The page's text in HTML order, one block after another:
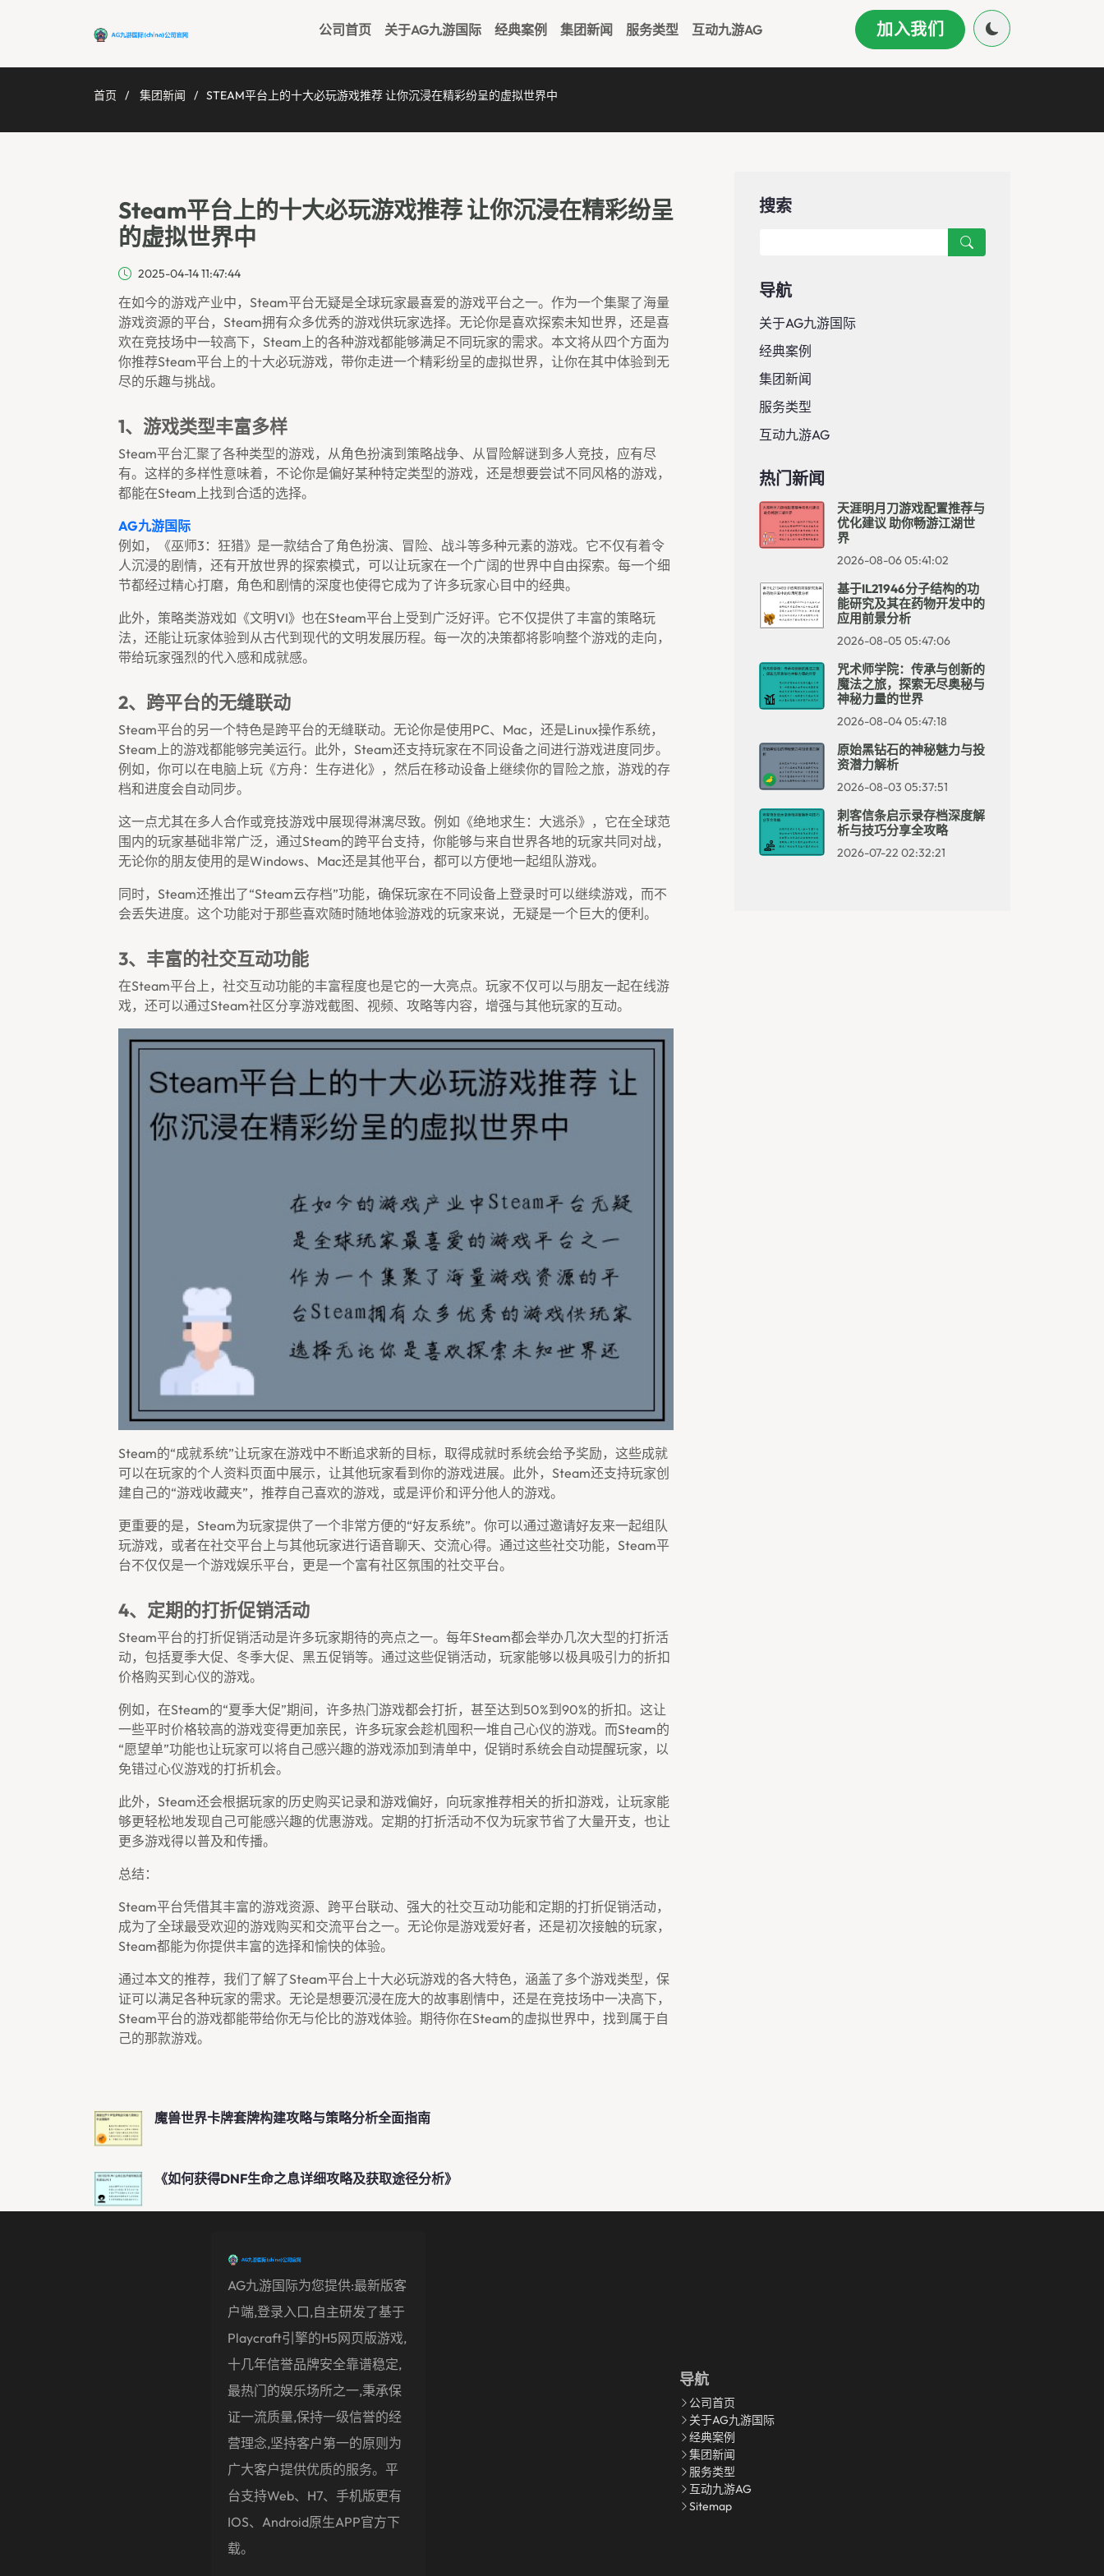
公司首页 关于AG九游国际 经典案例 集团新闻 服务类型 互动九游AG 加入我们
首页 集团新闻 STEAM平台上的十大必玩游戏推荐 让你沉浸在精彩纷呈的虚拟世界中
Steam平台上的十大必玩游戏推荐 让你沉浸在精彩纷呈
的虚拟世界中
2025-04-14 11:47:44
在如今的游戏产业中，Steam平台无疑是全球玩家最喜爱的游戏平台之一。作为一个集聚了海量
游戏资源的平台，Steam拥有众多优秀的游戏供玩家选择。无论你是喜欢探索未知世界，还是喜
欢在竞技场中一较高下，Steam上的各种游戏都能够满足不同玩家的需求。本文将从四个方面为
你推荐Steam平台上的十大必玩游戏，带你走进一个精彩纷呈的虚拟世界，让你在其中体验到无
尽的乐趣与挑战。
1、游戏类型丰富多样
Steam平台汇聚了各种类型的游戏，从角色扮演到策略战争、从冒险解谜到多人竞技，应有尽
有。这样的多样性意味着，不论你是偏好某种特定类型的游戏，还是想要尝试不同风格的游戏，
都能在Steam上找到合适的选择。
AG九游国际
例如，《巫师3：狂猎》是一款结合了角色扮演、冒险、战斗等多种元素的游戏。它不仅有着令
人沉浸的剧情，还有开放世界的探索模式，可以让玩家在一个广阔的世界中自由探索。每一个细
节都经过精心打磨，角色和剧情的深度也使得它成为了许多玩家心目中的经典。
此外，策略类游戏如《文明VI》也在Steam平台上受到广泛好评。它不仅提供了丰富的策略玩
法，还能让玩家体验到从古代到现代的文明发展历程。每一次的决策都将影响整个游戏的走向，
带给玩家强烈的代入感和成就感。
2、跨平台的无缝联动
Steam平台的另一个特色是跨平台的无缝联动。无论你是使用PC、Mac，还是Linux操作系统，
Steam上的游戏都能够完美运行。此外，Steam还支持玩家在不同设备之间进行游戏进度同步。
例如，你可以在电脑上玩《方舟：生存进化》，然后在移动设备上继续你的冒险之旅，游戏的存
档和进度会自动同步。
这一点尤其在多人合作或竞技游戏中展现得淋漓尽致。例如《绝地求生：大逃杀》，它在全球范
围内的玩家基础非常广泛，通过Steam的跨平台支持，你能够与来自世界各地的玩家共同对战，
无论你的朋友使用的是Windows、Mac还是其他平台，都可以方便地一起组队游戏。
同时，Steam还推出了“Steam云存档”功能，确保玩家在不同设备上登录时可以继续游戏，而不
会丢失进度。这个功能对于那些喜欢随时随地体验游戏的玩家来说，无疑是一个巨大的便利。
3、丰富的社交互动功能
在Steam平台上，社交互动功能的丰富程度也是它的一大亮点。玩家不仅可以与朋友一起在线游
戏，还可以通过Steam社区分享游戏截图、视频、攻略等内容，增强与其他玩家的互动。
Steam的“成就系统”让玩家在游戏中不断追求新的目标，取得成就时系统会给予奖励，这些成就
可以在玩家的个人资料页面中展示，让其他玩家看到你的游戏进展。此外，Steam还支持玩家创
建自己的“游戏收藏夹”，推荐自己喜欢的游戏，或是评价和评分他人的游戏。
更重要的是，Steam为玩家提供了一个非常方便的“好友系统”。你可以通过邀请好友来一起组队
玩游戏，或者在社交平台上与其他玩家进行语音聊天、交流心得。通过这些社交功能，Steam平
台不仅仅是一个游戏娱乐平台，更是一个富有社区氛围的社交平台。
4、定期的打折促销活动
Steam平台的打折促销活动是许多玩家期待的亮点之一。每年Steam都会举办几次大型的打折活
动，包括夏季大促、冬季大促、黑五促销等。通过这些促销活动，玩家能够以极具吸引力的折扣
价格购买到心仪的游戏。
例如，在Steam的“夏季大促”期间，许多热门游戏都会打折，甚至达到50%到90%的折扣。这让
一些平时价格较高的游戏变得更加亲民，许多玩家会趁机囤积一堆自己心仪的游戏。而Steam的
“愿望单”功能也让玩家可以将自己感兴趣的游戏添加到清单中，促销时系统会自动提醒玩家，以
免错过心仪游戏的打折机会。
此外，Steam还会根据玩家的历史购买记录和游戏偏好，向玩家推荐相关的折扣游戏，让玩家能
够更轻松地发现自己可能感兴趣的优惠游戏。定期的打折活动不仅为玩家节省了大量开支，也让
更多游戏得以普及和传播。
总结：
Steam平台凭借其丰富的游戏资源、跨平台联动、强大的社交互动功能和定期的打折促销活动，
成为了全球最受欢迎的游戏购买和交流平台之一。无论你是游戏爱好者，还是初次接触的玩家，
Steam都能为你提供丰富的选择和愉快的体验。
通过本文的推荐，我们了解了Steam平台上十大必玩游戏的各大特色，涵盖了多个游戏类型，保
证可以满足各种玩家的需求。无论是想要沉浸在庞大的故事剧情中，还是在竞技场中一决高下，
Steam平台的游戏都能带给你无与伦比的游戏体验。期待你在Steam的虚拟世界中，找到属于自
己的那款游戏。
魔兽世界卡牌套牌构建攻略与策略分析全面指南
《如何获得DNF生命之息详细攻略及获取途径分析》
搜索
导航
关于AG九游国际
经典案例
集团新闻
服务类型
互动九游AG
热门新闻
天涯明月刀游戏配置推荐与
优化建议 助你畅游江湖世
界
2026-08-06 05:41:02
基于IL21946分子结构的功
能研究及其在药物开发中的
应用前景分析
2026-08-05 05:47:06
咒术师学院：传承与创新的
魔法之旅，探索无尽奥秘与
神秘力量的世界
2026-08-04 05:47:18
原始黑钻石的神秘魅力与投
资潜力解析
2026-08-03 05:37:51
刺客信条启示录存档深度解
析与技巧分享全攻略
2026-07-22 02:32:21
AG九游国际为您提供:最新版客
户端,登录入口,自主研发了基于
Playcraft引擎的H5网页版游戏,
十几年信誉品牌安全靠谱稳定,
最热门的娱乐场所之一,秉承保
证一流质量,保持一级信誉的经
营理念,坚持客户第一的原则为
广大客户提供优质的服务。平
台支持Web、H7、手机版更有
IOS、Android原生APP官方下
载。
导航
公司首页
关于AG九游国际
经典案例
集团新闻
服务类型
互动九游AG
Sitemap